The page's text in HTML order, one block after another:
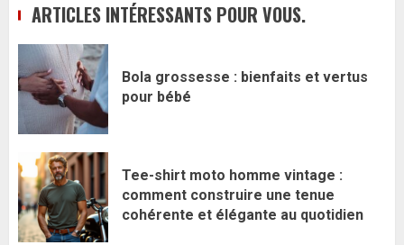
ARTICLES INTÉRESSANTS POUR VOUS.
Bola grossesse : bienfaits et vertus
pour bébé
Tee-shirt moto homme vintage :
comment construire une tenue
cohérente et élégante au quotidien